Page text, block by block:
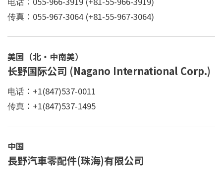
传真：055-967-3064 (+81-55-967-3064)
美国（北・中南美）
长野国际公司 (Nagano International Corp.)
电话：+1(847)537-0011
传真：+1(847)537-1495
中国
長野汽車零配件(珠海)有限公司